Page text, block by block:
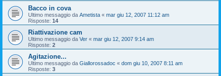
Bacco in cova
Ultimo messaggio da Ametista « mar giu 12, 2007 11:12 am
Risposte: 14
Riattivazione cam
Ultimo messaggio da Ver « mar giu 12, 2007 9:14 am
Risposte: 2
Agitazione...
Ultimo messaggio da Giallorossadoc « dom giu 10, 2007 8:11 am
Risposte: 3